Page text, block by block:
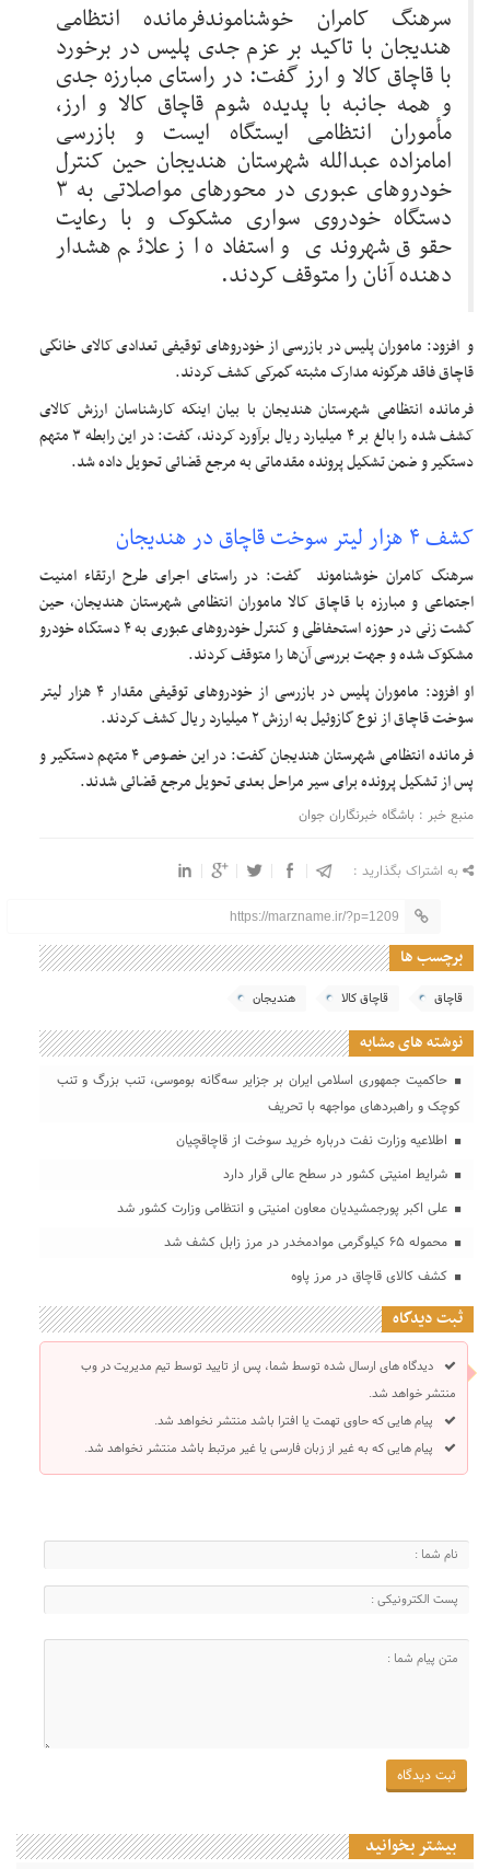
سرهنگ کامران خوشناموندفرمانده انتظامی
هندیجان با تاکید بر عزم جدی پلیس در برخورد
با قاچاق کالا و ارز گفت: در راستای مبارزه جدی
و همه جانبه با پدیده شوم قاچاق کالا و ارز،
مأموران انتظامی ایستگاه ایست و بازرسی
امامزاده عبدالله شهرستان هندیجان حین کنترل
خودرو‌های عبوری در محور‌های مواصلاتی به ۳
دستگاه خودروی سواری مشکوک و با رعایت
حقوق شهروندی و استفاده از علائم هشدار
دهنده آنان را متوقف کردند.
و افزود: ماموران پلیس در بازرسی از خودرو‌های توقیفی تعدادی کالای خانگی
قاچاق فاقد هرگونه مدارک مثبته گمرکی کشف کردند.
فرمانده انتظامی شهرستان هندیجان با بیان اینکه کارشناسان ارزش کالای
کشف شده را بالغ بر ۴ میلیارد ریال برآورد کردند، گفت: در این رابطه ۳ متهم
دستگیر و ضمن تشکیل پرونده مقدماتی به مرجع قضائی تحویل داده شد.
کشف ۴ هزار لیتر سوخت قاچاق در هندیجان
سرهنگ کامران خوشناموند گفت: در راستای اجرای طرح ارتقاء امنیت
اجتماعی و مبارزه با قاچاق کالا ماموران انتظامی شهرستان هندیجان، حین
گشت زنی در حوزه استحفاظی و کنترل خودرو‌های عبوری به ۴ دستگاه خودرو
مشکوک شده و جهت بررسی آن‌ها را متوقف کردند.
او افزود: ماموران پلیس در بازرسی از خودرو‌های توقیفی مقدار ۴ هزار لیتر
سوخت قاچاق از نوع گازوئیل به ارزش ۲ میلیارد ریال کشف کردند.
فرمانده انتظامی شهرستان هندیجان گفت: در این خصوص ۴ متهم دستگیر و
پس از تشکیل پرونده برای سیر مراحل بعدی تحویل مرجع قضائی شدند.
منبع خبر : باشگاه خبرنگاران جوان
به اشتراک بگذارید :
https://marzname.ir/?p=1209
برچسب ها
قاچاق قاچاق کالا هندیجان
نوشته های مشابه
حاکمیت جمهوری اسلامی ایران بر جزایر سه‌گانه بوموسی، تنب بزرگ و‌ تنب
کوچک و راهبردهای مواجهه با تحریف
اطلاعیه وزارت نفت درباره خرید سوخت از قاچاقچیان
شرایط امنیتی کشور در سطح عالی قرار دارد
علی اکبر پورجمشیدیان معاون امنیتی و انتظامی وزارت کشور شد
محموله ۶۵ كيلوگرمی موادمخدر در مرز زابل کشف شد
کشف کالای قاچاق در مرز پاوه
ثبت دیدگاه
دیدگاه های ارسال شده توسط شما، پس از تایید توسط تیم مدیریت در وب
منتشر خواهد شد.
پیام هایی که حاوی تهمت یا افترا باشد منتشر نخواهد شد.
پیام هایی که به غیر از زبان فارسی یا غیر مرتبط باشد منتشر نخواهد شد.
بیشتر بخوانید